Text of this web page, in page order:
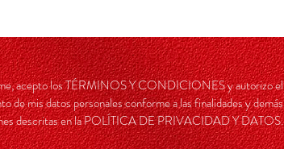
acepto los TÉRMINOS Y CONDICIONES y autorizo el
de mis datos personales conforme a las finalidades y demás
descritas en la POLÍTICA DE PRIVACIDAD Y DATOS.